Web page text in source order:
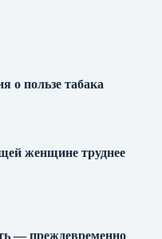
о пользе табака
женщине труднее
— преждевременно